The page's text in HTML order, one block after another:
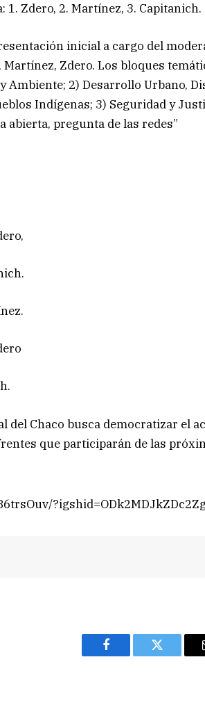
Zdero, 2. Martínez, 3. Capitanich.
inicial a cargo del
Martínez, Zdero. Los bloques
2) Desarrollo Urbano,
Indígenas; 3) Seguridad y
pregunta de las redes”
del Chaco busca democratizar el
que participarán de las
Facebook Twitter